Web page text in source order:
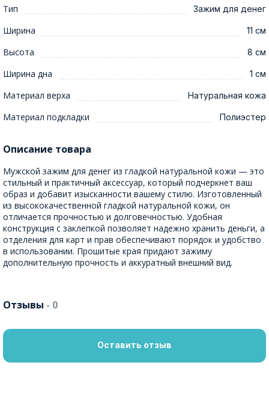
Тип Зажим для денег
Ширина 11 см
Высота 8 см
Ширина дна 1 см
Материал верха Натуральная кожа
Материал подкладки Полиэстер
Описание товара
Мужской зажим для денег из гладкой натуральной кожи — это
стильный и практичный аксессуар, который подчеркнет ваш
образ и добавит изысканности вашему стилю. Изготовленный
из высококачественной гладкой натуральной кожи, он
отличается прочностью и долговечностью. Удобная
конструкция с заклепкой позволяет надежно хранить деньги, а
отделения для карт и прав обеспечивают порядок и удобство
в использовании. Прошитые края придают зажиму
дополнительную прочность и аккуратный внешний вид.
Отзывы - 0
Оставить отзыв